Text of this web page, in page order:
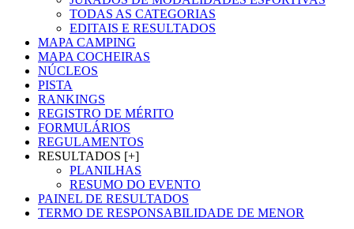
TODAS AS CATEGORIAS
EDITAIS E RESULTADOS
MAPA CAMPING
MAPA COCHEIRAS
NÚCLEOS
PISTA
RANKINGS
REGISTRO DE MÉRITO
FORMULÁRIOS
REGULAMENTOS
RESULTADOS [+]
PLANILHAS
RESUMO DO EVENTO
PAINEL DE RESULTADOS
TERMO DE RESPONSABILIDADE DE MENOR